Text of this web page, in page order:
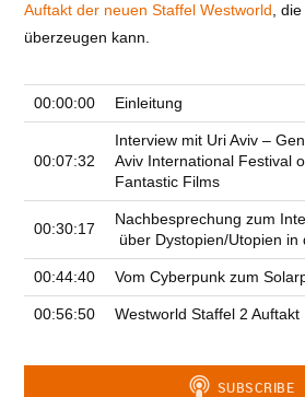
Auftakt der neuen Staffel Westworld ,
überzeugen kann.
00:00:00 Einleitung
00:07:32
Interview mit Uri Aviv –
Aviv International Festival
Fantastic Films
00:30:17
Nachbesprechung zum
über Dystopien/Utopien in
00:44:40 Vom Cyberpunk zum
00:56:50 Westworld Staffel 2 Auftakt